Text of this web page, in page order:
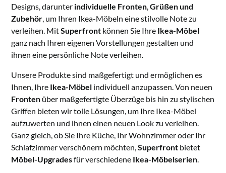
Designs, darunter individuelle Fronten,Grüßen und
Zubehör, um Ihren Ikea-Möbeln eine stilvolle Note zu
verleihen. MitSuperfront können Sie Ihre Ikea-Möbel
ganz nach Ihren eigenen Vorstellungen gestalten und
ihnen eine persönliche Note verleihen.
Unsere Produkte sind maßgefertigt und ermöglichen es
Ihnen, Ihre Ikea-Möbel individuell anzupassen. Von neuen
Fronten über maßgefertigte Überzüge bis hin zu stylischen
Griffen bieten wir tolle Lösungen, um Ihre Ikea-Möbel
aufzuwerten und ihnen einen neuen Look zu verleihen.
Ganz gleich, ob Sie Ihre Küche, Ihr Wohnzimmer oder Ihr
Schlafzimmer verschönern möchten,Superfront bietet
Möbel-Upgradesfür verschiedene Ikea-Möbelserien.